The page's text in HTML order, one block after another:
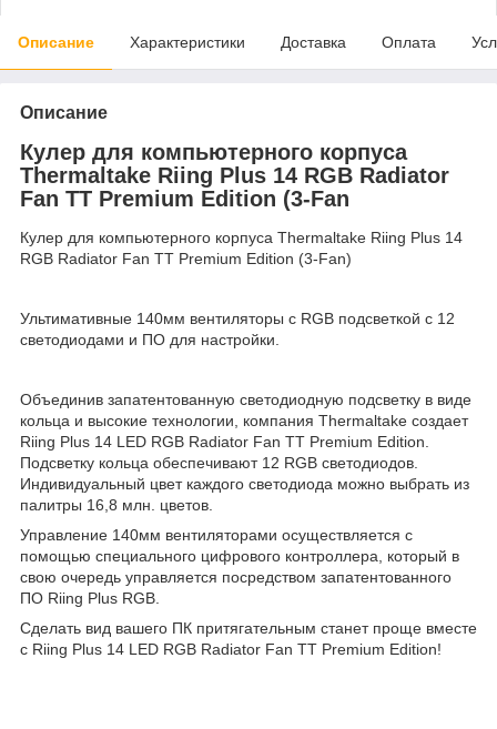
Описание Характеристики Доставка Оплата
Описание
Кулер для компьютерного корпуса
Thermaltake Riing Plus 14 RGB Radiator
Fan TT Premium Edition (3-Fan
Кулер для компьютерного корпуса Thermaltake Riing Plus 14
RGB Radiator Fan TT Premium Edition (3-Fan)
Ультимативные 140мм вентиляторы с RGB подсветкой с 12
светодиодами и ПО для настройки.
Объединив запатентованную светодиодную подсветку в виде
кольца и высокие технологии, компания Thermaltake создает
Riing Plus 14 LED RGB Radiator Fan TT Premium Edition.
Подсветку кольца обеспечивают 12 RGB светодиодов.
Индивидуальный цвет каждого светодиода можно выбрать из
палитры 16,8 млн. цветов.
Управление 140мм вентиляторами осуществляется с
помощью специального цифрового контроллера, который в
свою очередь управляется посредством запатентованного
ПО Riing Plus RGB.
Сделать вид вашего ПК притягательным станет проще вместе
с Riing Plus 14 LED RGB Radiator Fan TT Premium Edition!